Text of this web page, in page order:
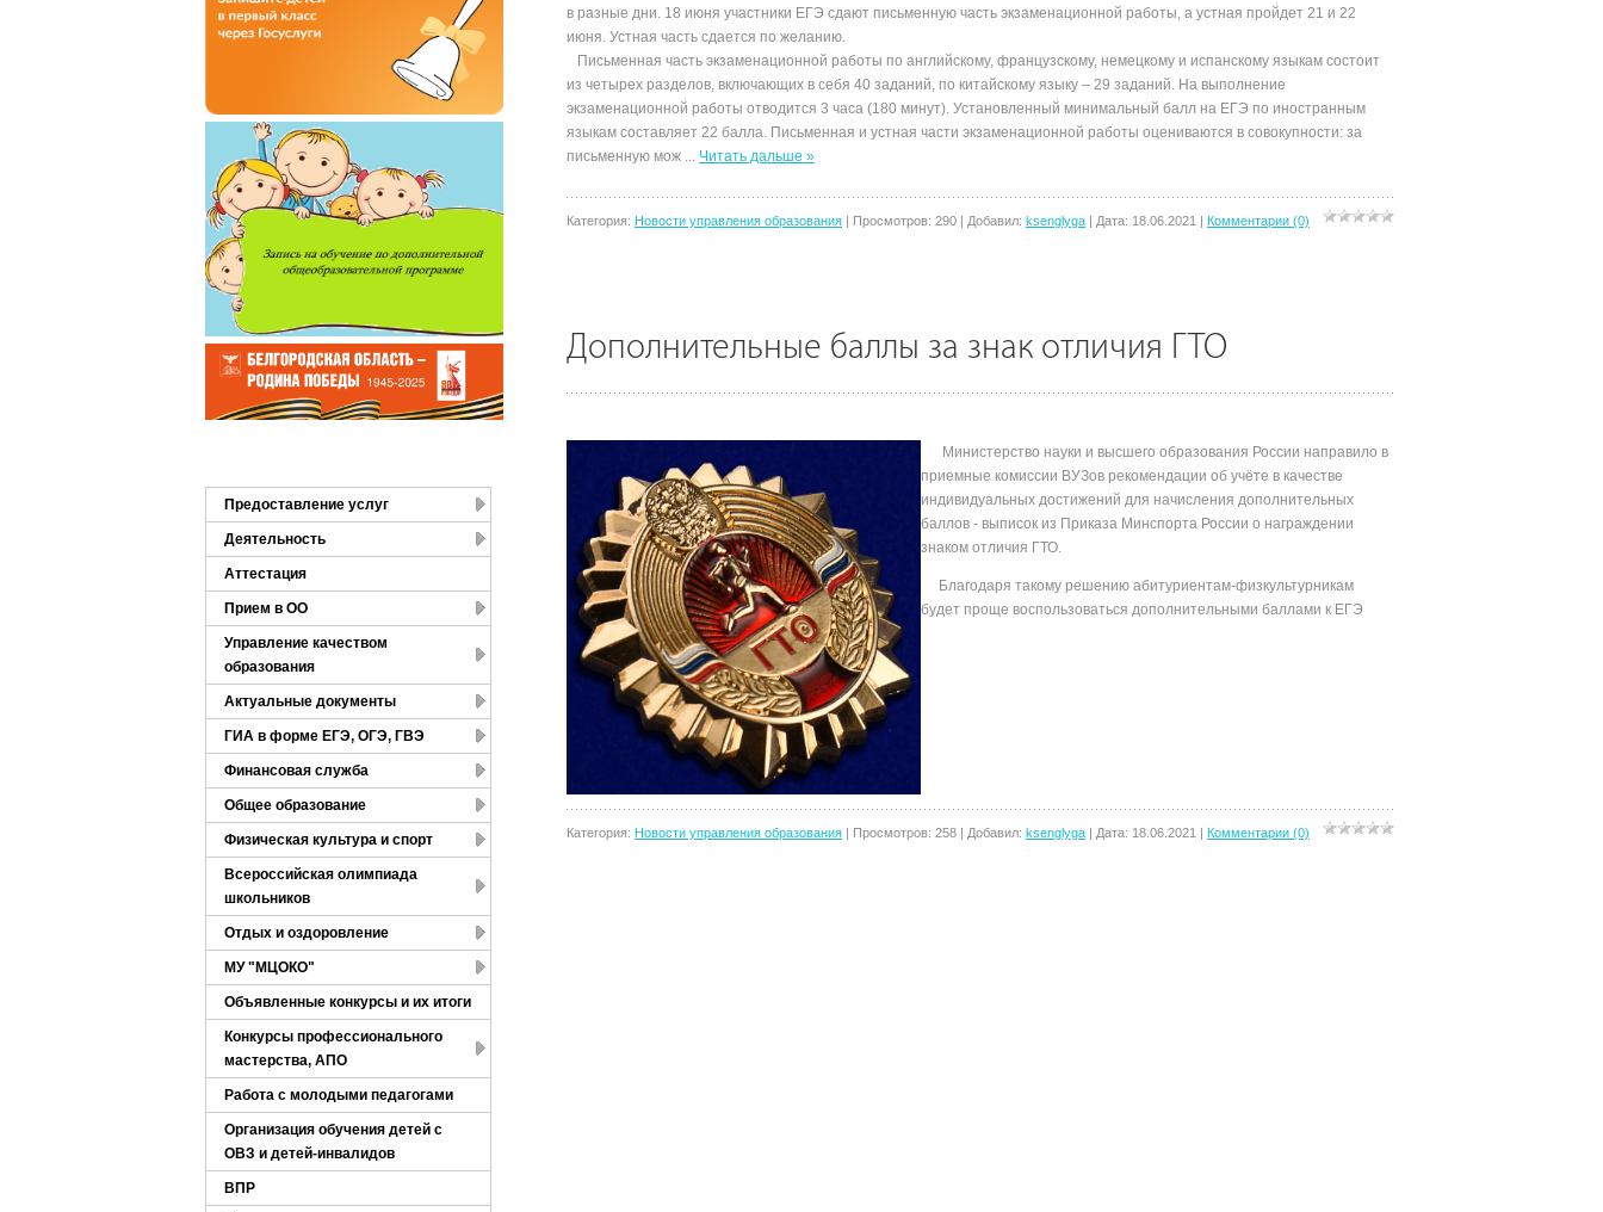
в разные дни. 18 июня участники ЕГЭ сдают письменную часть экзаменационной работы, а устная пройдет 21 и 22
июня. Устная часть сдается по желанию.
Письменная часть экзаменационной работы по английскому, французскому, немецкому и испанскому языкам состоит
из четырех разделов, включающих в себя 40 заданий, по китайскому языку – 29 заданий. На выполнение
экзаменационной работы отводится 3 часа (180 минут). Установленный минимальный балл на ЕГЭ по иностранным
языкам составляет 22 балла. Письменная и устная части экзаменационной работы оцениваются в совокупности: за
письменную мож ... Читать дальше »
Категория: Новости управления образования | Просмотров: 290 | Добавил: ksenglyga | Дата: 18.06.2021 | Комментарии (0)
Дополнительные баллы за знак отличия ГТО
Министерство науки и высшего образования России направило в
приемные комиссии ВУЗов рекомендации об учёте в качестве
индивидуальных достижений для начисления дополнительных
баллов - выписок из Приказа Минспорта России о награждении
знаком отличия ГТО.
Благодаря такому решению абитуриентам-физкультурникам
будет проще воспользоваться дополнительными баллами к ЕГЭ
Категория: Новости управления образования | Просмотров: 258 | Добавил: ksenglyga | Дата: 18.06.2021 | Комментарии (0)
Предоставление услуг
Деятельность
Аттестация
Прием в ОО
Управление качеством
образования
Актуальные документы
ГИА в форме ЕГЭ, ОГЭ, ГВЭ
Финансовая служба
Общее образование
Физическая культура и спорт
Всероссийская олимпиада
школьников
Отдых и оздоровление
МУ "МЦОКО"
Объявленные конкурсы и их итоги
Конкурсы профессионального
мастерства, АПО
Работа с молодыми педагогами
Организация обучения детей с
ОВЗ и детей-инвалидов
ВПР